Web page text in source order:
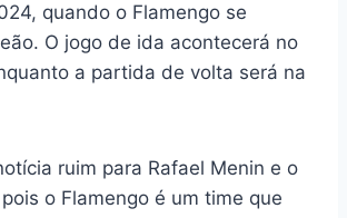
quando o Flamengo se
O jogo de ida acontecerá no
a partida de volta será na
ruim para Rafael Menin e o
o Flamengo é um time que